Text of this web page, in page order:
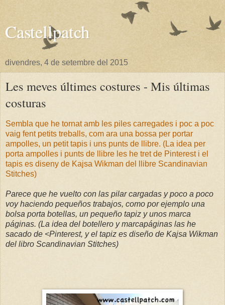
Castellpatch
divendres, 4 de setembre del 2015
Les meves últimes costures - Mis últimas
costuras
Sembla que he tornat amb les piles carregades i poc a poc
vaig fent petits treballs, com ara una bossa per portar
ampolles, un petit tapis i uns punts de llibre. (La idea per
porta ampolles i punts de llibre les he tret de Pinterest i el
tapis es diseny de Kajsa Wikman del llibre Scandinavian
Stitches)
Parece que he vuelto con las pilar cargadas y poco a poco
voy haciendo pequeños trabajos, como por ejemplo una
bolsa porta botellas, un pequeño tapiz y unos marca
páginas. (La idea del botellero y marcapáginas las he
sacado de <Pinterest, y el tapiz es diseño de Kajsa Wikman
del libro Scandinavian Stitches)